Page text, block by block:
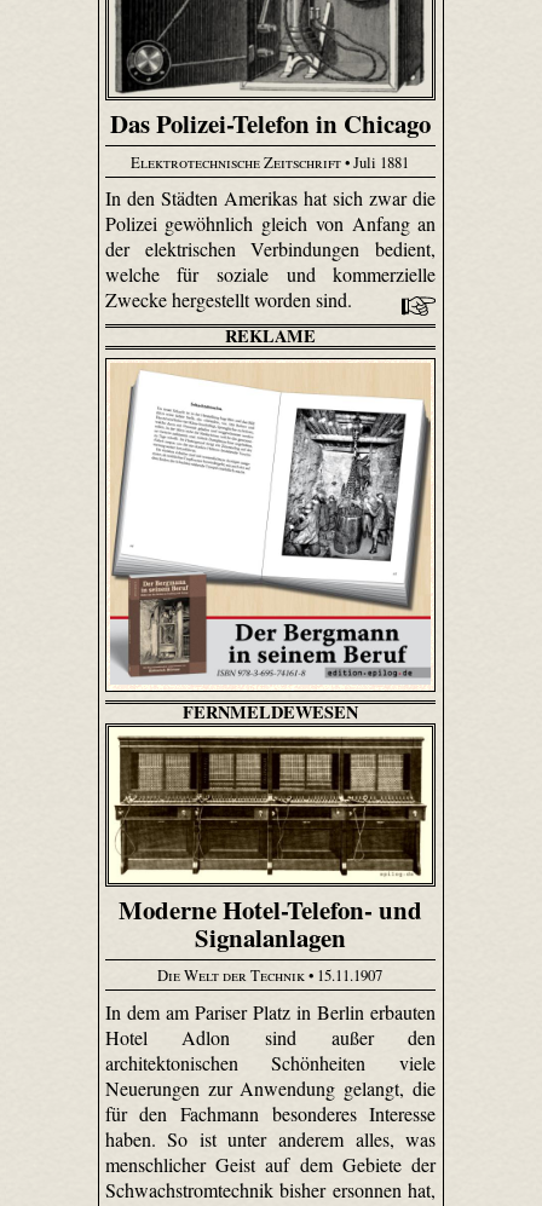
Das Polizei-Telefon in Chicago
Elektrotechnische Zeitschrift• Juli 1881
In den Städten Amerikas hat sich zwar die
Polizei gewöhnlich gleich von Anfang an
der elektrischen Verbindungen bedient,
welche für soziale und kommerzielle
Zwecke hergestellt worden sind.
REKLAME
FERNMELDEWESEN
Moderne Hotel-Telefon- und
Signalanlagen
Die Welt der Technik• 15.11.1907
In dem am Pariser Platz in Berlin erbauten
Hotel Adlon sind außer den
architektonischen Schönheiten viele
Neuerungen zur Anwendung gelangt, die
für den Fachmann besonderes Interesse
haben. So ist unter anderem alles, was
menschlicher Geist auf dem Gebiete der
Schwach­strom­technik bisher ersonnen hat,